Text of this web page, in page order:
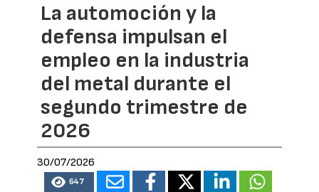
La automoción y la
defensa impulsan el
empleo en la industria
del metal durante el
segundo trimestre de
2026
30/07/2026
647